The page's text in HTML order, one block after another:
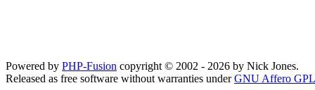
Powered by PHP-Fusion copyright © 2002 - 2026 by Nick Jones.
Released as free software without warranties underGNU Affero GPL